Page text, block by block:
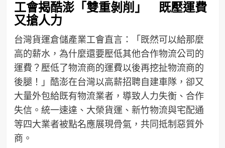
工會揭酷澎「雙重剝削」 既壓運費
又搶人力
台灣貨運倉儲產業工會直言：「既然可以給那麼
高的薪水，為什麼還要壓低其他合作物流公司的
運費？壓低了物流商的運費以後再挖扯物流商的
後腿！」酷澎在台灣以高薪招聘自建車隊，卻又
大量外包給既有物流業者，導致人力失衡、合作
失信。統一速達、大榮貨運、新竹物流與宅配通
等四大業者被點名應展現骨氣，共同抵制惡質外
商。